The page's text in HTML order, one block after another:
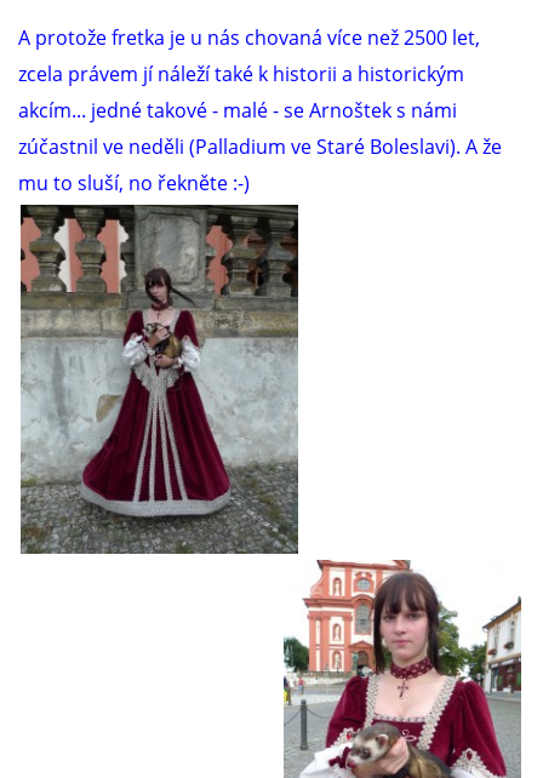
PÉČE O FRETKU
CHCI SI POŘÍDIT FRETKU
VÝCHOVA FRETKY
NEMOCI FRETEK
JAK FRETKA BYDLÍ
CESTOVÁNÍ S FRETKOU
JEDNA ČÍ VÍCE FRETEK?
A protože fretka je u nás chovaná více než 2500 let,
zcela právem jí náleží také k historii a historickým
akcím... jedné takové - malé - se Arnoštek s námi
zúčastnil ve neděli (Palladium ve Staré Boleslavi). A že
mu to sluší, no řekněte :-)